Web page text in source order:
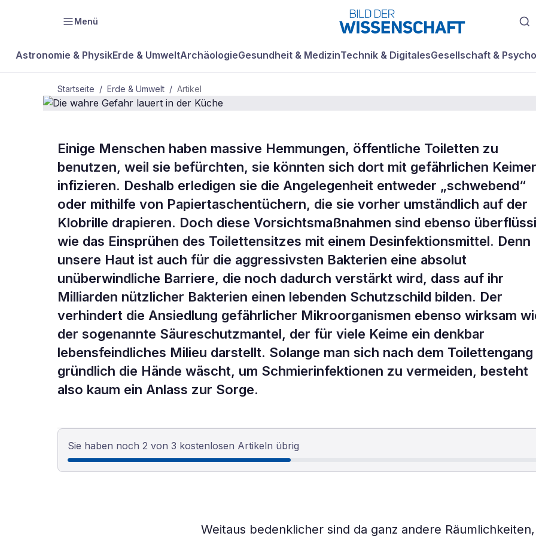
Menü
Astronomie & PhysikErde & UmweltArchäologieGesundheit & MedizinTechnik & DigitalesGesellschaft &
Startseite / Erde & Umwelt / Artikel
BDW Plus ERDE & UMWELT
Die wahre Gefahr lauert in
der Küche
Einige Menschen haben massive Hemmungen, öffentliche Toiletten zu
benutzen, weil sie befürchten, sie könnten sich dort mit gefährlichen
infizieren. Deshalb erledigen sie die Angelegenheit entweder „schwebend“
oder mithilfe von Papiertaschentüchern, die sie vorher umständlich auf der
Klobrille drapieren. Doch diese Vorsichtsmaßnahmen sind ebenso
wie das Einsprühen des Toilettensitzes mit einem Desinfektionsmittel. Denn
unsere Haut ist auch für die aggressivsten Bakterien eine absolut
unüberwindliche Barriere, die noch dadurch verstärkt wird, dass auf ihr
Milliarden nützlicher Bakterien einen lebenden Schutzschild bilden. Der
verhindert die Ansiedlung gefährlicher Mikroorganismen ebenso wirksam
der sogenannte Säureschutzmantel, der für viele Keime ein denkbar
lebensfeindliches Milieu darstellt. Solange man sich nach dem Toilettengang
gründlich die Hände wäscht, um Schmierinfektionen zu vermeiden, besteht
also kaum ein Anlass zur Sorge.
Sie haben noch 2 von 3 kostenlosen Artikeln übrig
Weitaus bedenklicher sind da ganz andere Räumlichkeiten,